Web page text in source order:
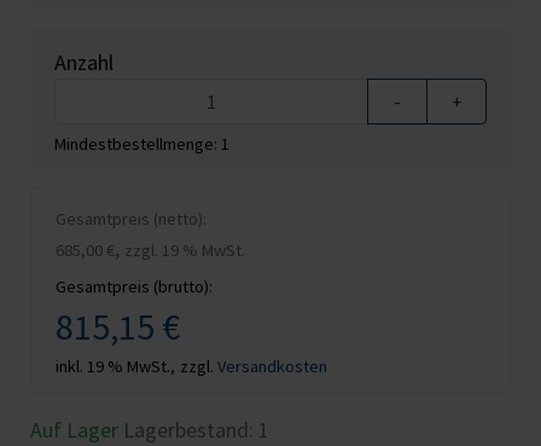
Anzahl
- +
Mindestbestellmenge: 1
Gesamtpreis (netto):
685,00 €, zzgl. 19 % MwSt.
Gesamtpreis (brutto):
815,15 €
inkl. 19 % MwSt., zzgl. Versandkosten
Auf Lager Lagerbestand: 1